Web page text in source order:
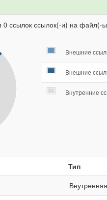
ссылок ссылок(-и) на файл(-
Внешние
Внешние
Внутренние
Тип
Внутренняя